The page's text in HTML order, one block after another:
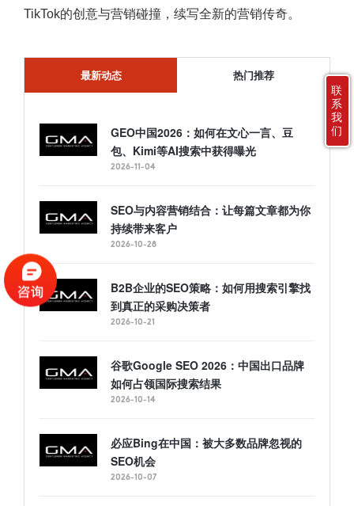
TikTok的创意与营销碰撞，续写全新的营销传奇。
最新动态 热门推荐
GEO中国2026：如何在文心一言、豆
包、Kimi等AI搜索中获得曝光
2026-11-04
SEO与内容营销结合：让每篇文章都为你
持续带来客户
2026-10-28
B2B企业的SEO策略：如何用搜索引擎找
到真正的采购决策者
2026-10-21
谷歌Google SEO 2026：中国出口品牌
如何占领国际搜索结果
2026-10-14
必应Bing在中国：被大多数品牌忽视的
SEO机会
2026-10-07
联
系
我
们